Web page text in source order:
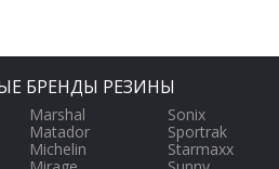
БРЕНДЫ РЕЗИНЫ
Marshal
Matador
Michelin
Sonix
Sportrak
Starmaxx